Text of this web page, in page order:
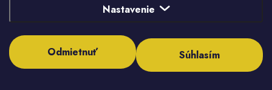
Nastavenie
Odmietnuť Súhlasím
uzatvárateľná VM110, biela
sieťkou VM125, hnedá